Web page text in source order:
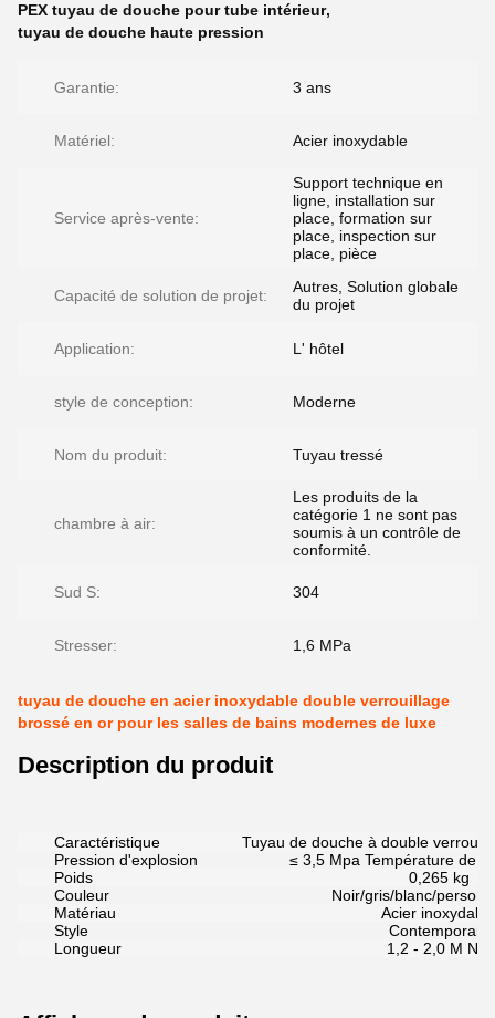
PEX tuyau de douche pour tube intérieur,
tuyau de douche haute pression
Garantie: 3 ans
Matériel: Acier inoxydable
Service après-vente:
Support technique en
ligne, installation sur
place, formation sur
place, inspection sur
place, pièce
Capacité de solution de projet:
Autres, Solution globale
du projet
Application: L' hôtel
style de conception: Moderne
Nom du produit: Tuyau tressé
chambre à air:
Les produits de la
catégorie 1 ne sont pas
soumis à un contrôle de
conformité.
Sud S: 304
Stresser: 1,6 MPa
tuyau de douche en acier inoxydable double verrouillage
brossé en or pour les salles de bains modernes de luxe
Description du produit
Caractéristique
Tuyau de douche à double
Pression d'explosion
≤ 3,5 Mpa Température de
Poids
0,265 kg
Couleur
Noir/gris/blanc/
Matériau
Acier inoxydable
Style
Contemporain
Longueur
1,2 - 2,0 M Net